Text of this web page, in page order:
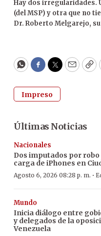
Hay dos irregularidades.
(del MSP) y otra que no
Dr. Roberto Melgarejo,
WhatsApp
Facebook
Twitter
Email
Impreso
Últimas Noticias
Nacionales
Dos imputados por
carga de iPhones en
Agosto 6, 2026 08:28 p. m. ·
Mundo
Inicia diálogo entre
y delegados de la
Venezuela